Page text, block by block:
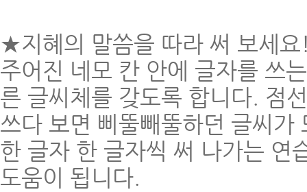
★지혜의 말씀을 따라 써 보세
주어진 네모 칸 안에 글자를 쓰
른 글씨체를 갖도록 합니다. 점
쓰다 보면 삐뚤빼뚤하던 글씨
한 글자 한 글자씩 써 나가는 연
도움이 됩니다.